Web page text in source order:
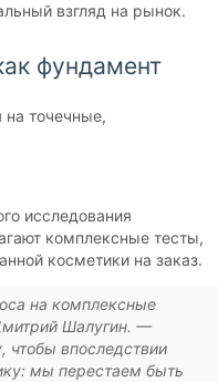
взгляд на рынок.
фундамент
точечные,
исследования
комплексные тесты,
косметики на заказ.
на комплексные
Шалугин. —
чтобы впоследствии
мы перестаем быть